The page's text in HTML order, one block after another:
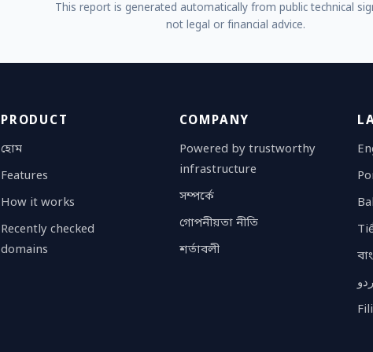
This report is generated automatically from public technical
not legal or financial advice.
PRODUCT
হোম
Features
How it works
Recently checked
domains
COMPANY
Powered by trustworthy
infrastructure
সম্পর্কে
গোপনীয়তা নীতি
শর্তাবলী